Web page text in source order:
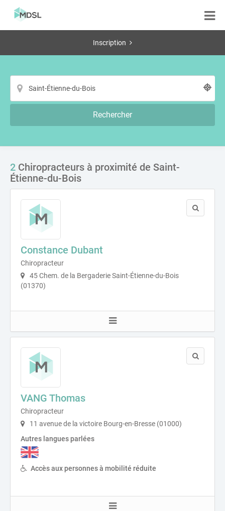
Inscription
Rechercher
2 Chiropracteurs à proximité de Saint-
Étienne-du-Bois
Constance Dubant
Chiropracteur
45 Chem. de la Bergaderie Saint-Étienne-du-Bois
(01370)
VANG Thomas
Chiropracteur
11 avenue de la victoire Bourg-en-Bresse (01000)
Autres langues parlées
Accès aux personnes à mobilité réduite